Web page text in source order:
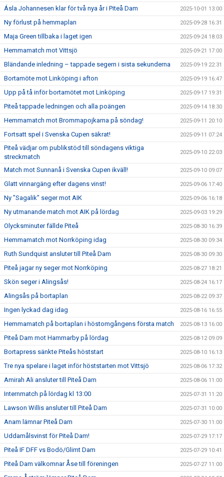
Ásla Johannesen klar för två nya år i Piteå Dam 2025-10-01 13:00
Ny förlust på hemmaplan 2025-09-28 16:31
Maja Green tillbaka i laget igen 2025-09-24 18:03
Hemmamatch mot Vittsjö 2025-09-21 17:00
Bländande inledning – tappade segern i sista sekunderna 2025-09-19 22:31
Bortamöte mot Linköping i afton 2025-09-19 16:47
Upp på tå inför bortamötet mot Linköping 2025-09-17 19:31
Piteå tappade ledningen och alla poängen 2025-09-14 18:30
Hemmamatch mot Brommapojkarna på söndag! 2025-09-11 20:10
Fortsatt spel i Svenska Cupen säkrat! 2025-09-11 07:24
Piteå vädjar om publikstöd till söndagens viktiga
streckmatch
2025-09-10 22:03
Match mot Sunnanå i Svenska Cupen ikväll! 2025-09-10 09:07
Glatt vinnargäng efter dagens vinst! 2025-09-06 17:40
Ny ”Sagalik” seger mot AIK 2025-09-06 16:18
Ny utmanande match mot AIK på lördag 2025-09-03 19:29
Olycksminuter fällde Piteå 2025-08-30 16:39
Hemmamatch mot Norrköping idag 2025-08-30 09:34
Ruth Sundquist ansluter till Piteå Dam 2025-08-30 09:30
Piteå jagar ny seger mot Norrköping 2025-08-27 18:21
Skön seger i Alingsås! 2025-08-24 16:17
Alingsås på bortaplan 2025-08-22 09:37
Ingen lyckad dag idag 2025-08-16 16:55
Hemmamatch på bortaplan i höstomgångens första match 2025-08-13 16:00
Piteå Dam mot Hammarby på lördag 2025-08-12 09:09
Bortapress sänkte Piteås höststart 2025-08-10 16:13
Tre nya spelare i laget inför höststarten mot Vittsjö 2025-08-06 17:32
Amirah Ali ansluter till Piteå Dam 2025-08-06 11:00
Internmatch på lördag kl 13:00 2025-07-31 11:20
Lawson Willis ansluter till Piteå Dam 2025-07-31 10:00
Anam lämnar Piteå Dam 2025-07-30 11:00
Uddamålsvinst för Piteå Dam! 2025-07-29 17:17
Piteå IF DFF vs Bodö/Glimt Dam 2025-07-29 10:41
Piteå Dam välkomnar Åse till föreningen 2025-07-27 11:00